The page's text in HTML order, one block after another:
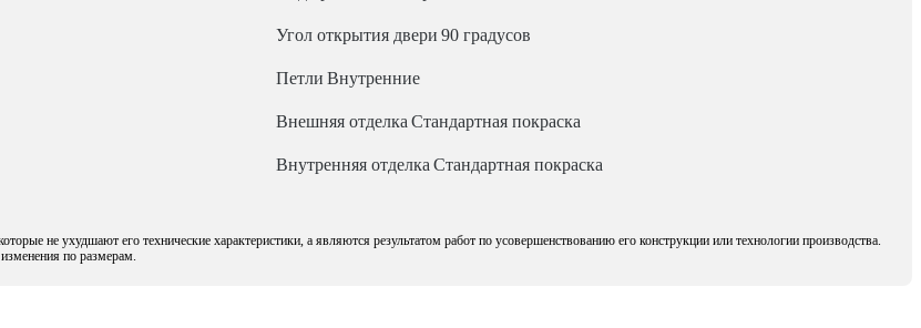
Угол открытия двери 90 градусов
Петли Внутренние
Внешняя отделка Стандартная покраска
Внутренняя отделка Стандартная покраска
не ухудшают его технические характеристики, а являются результатом работ по усовершенствованию его конструкции или технологии производства.
по размерам.